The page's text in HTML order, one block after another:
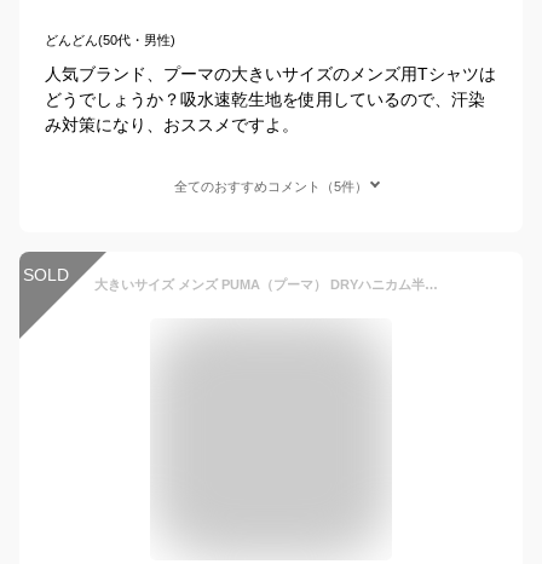
どんどん(50代・男性)
人気ブランド、プーマの大きいサイズのメンズ用Tシャツは
どうでしょうか？吸水速乾生地を使用しているので、汗染
み対策になり、おススメですよ。
全てのおすすめコメント（5件）
SOLD 大きいサイズ メンズ PUMA（プーマ） DRYハニカム半袖Tシャツ ネイビー 3L 4L 5L 6L 8L